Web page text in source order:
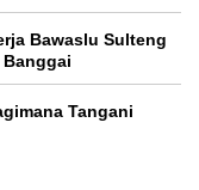
Bawaslu Sulteng
Tangani